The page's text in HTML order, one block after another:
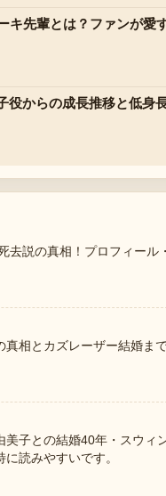
キ先輩とは？ファンが
役からの成長推移と低身
去説の真相！プロフィー
真相とカズレーザー結婚ま
美子との結婚40年・スウ
読みやすいです。